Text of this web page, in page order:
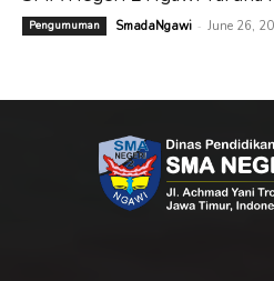
Pengumuman SmadaNgawi - June 26,